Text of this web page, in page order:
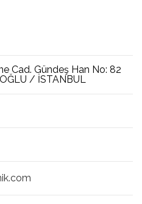
Cad. Gündeş Han No: 82
/ İSTANBUL